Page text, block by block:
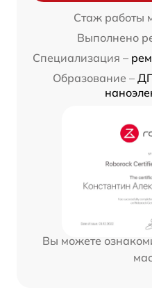
Стаж работы
Выполнено
Специализация –
Образование –
Вы можете